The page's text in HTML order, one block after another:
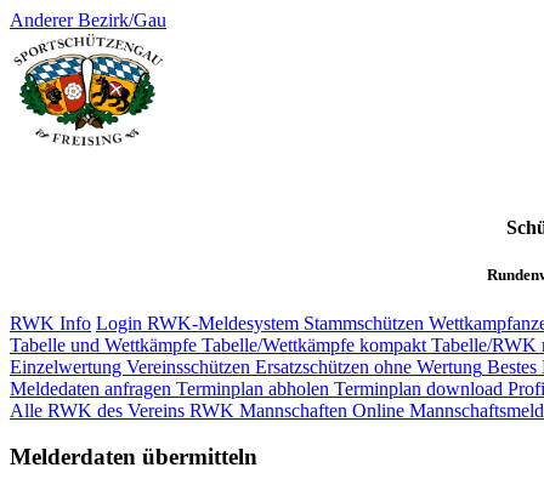
Anderer Bezirk/Gau
RWK Info Login RWK-Meldesystem Stammschützen
Tabelle und Wettkämpfe Tabelle/Wettkämpfe kompakt Tabelle/RWK
Einzelwertung Vereinsschützen Ersatzschützen ohne Wertung Bestes
Meldedaten anfragen Terminplan abholen Terminplan download
Alle RWK des Vereins RWK Mannschaften Online
Melderdaten übermitteln